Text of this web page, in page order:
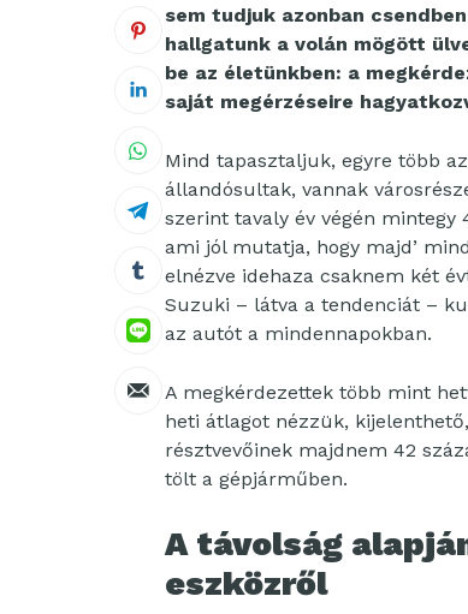
sem tudjuk azonban
hallgatunk a volán mögött
be az életünkben: a
saját megérzéseire
Mind tapasztaljuk, egyre több
állandósultak, vannak
szerint tavaly év végén
ami jól mutatja, hogy majd’
elnézve idehaza csaknem két
Suzuki – látva a tendenciát –
az autót a mindennapokban.
A megkérdezettek több mint
heti átlagot nézzük,
résztvevőinek majdnem 42
tölt a gépjárműben.
A távolság
eszközről